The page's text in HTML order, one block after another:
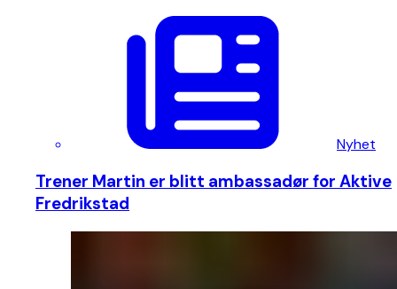
Nyhet
Trener Martin er blitt ambassadør for Aktive
Fredrikstad